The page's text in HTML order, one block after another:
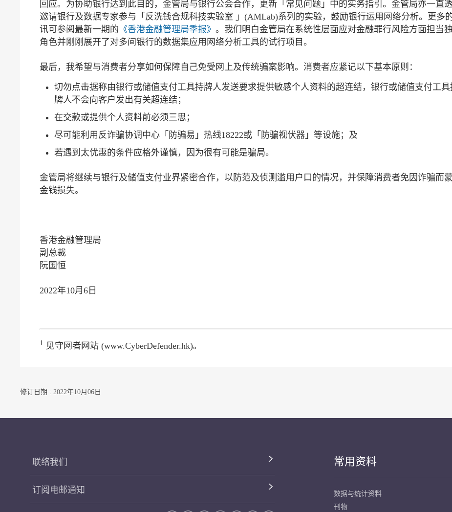
回应。为协助银行达到此目的，金管局与银行公会合作，更新「常见问题」中的实务指引。金管局亦一直
邀请银行及数据专家参与「反洗钱合规科技实验室 」(AMLab)系列的实验，鼓励银行运用网络分析。更多
讯可参阅最新一期的 《香港金融管理局季报》 。我们明白金管局在系统性层面应对金融罪行风险方面担当
角色并刚刚展开了对多间银行的数据集应用网络分析工具的试行项目。
最后，我希望与消费者分享如何保障自己免受网上及传统骗案影响。消费者应紧记以下基本原则：
切勿点击据称由银行或储值支付工具持牌人发送要求提供敏感个人资料的超连结，银行或储值支付工具
牌人不会向客户发出有关超连结；
在交款或提供个人资料前必须三思；
尽可能利用反诈骗协调中心「防骗易」热线18222或「防骗视伏器」等设施；及
若遇到太优惠的条件应格外谨慎，因为很有可能是骗局。
金管局将继续与银行及储值支付业界紧密合作，以防范及侦测滥用户口的情况，并保障消费者免因诈骗而
金钱损失。
香港金融管理局
副总裁
阮国恒
2022年10月6日
1 见守网者网站 (www.CyberDefender.hk)。
修订日期 : 2022年10月06日
联络我们
订阅电邮通知
常用资料
数据与统计资料
刊物